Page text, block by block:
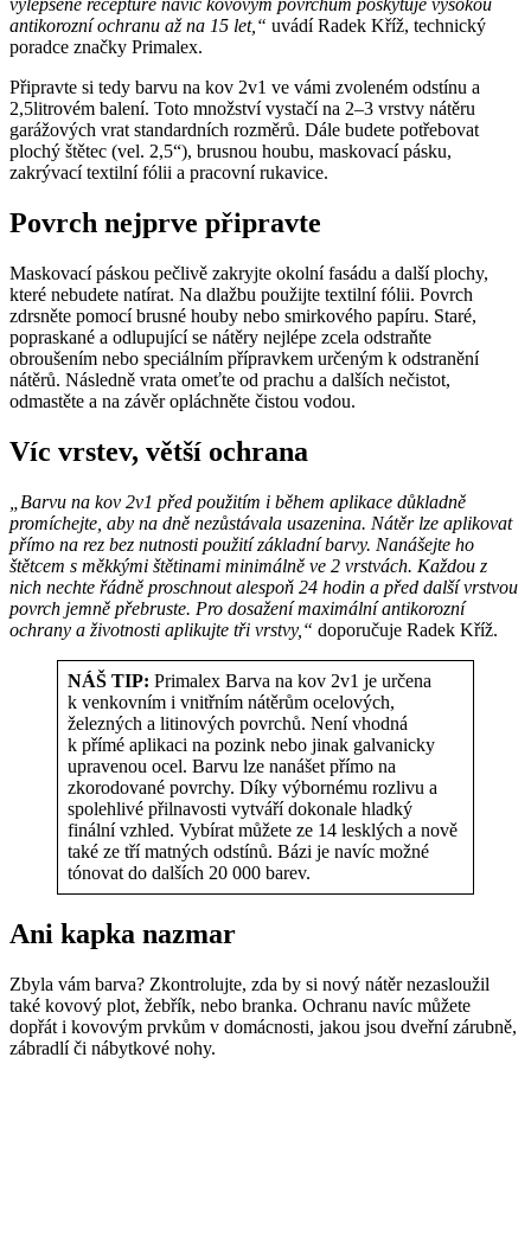
vylepšené receptuře navíc kovovým povrchům poskytuje vysokou
antikorozní ochranu až na 15 let,“ uvádí Radek Kříž, technický
poradce značky Primalex.
Připravte si tedy barvu na kov 2v1 ve vámi zvoleném odstínu a
2,5litrovém balení. Toto množství vystačí na 2–3 vrstvy nátěru
garážových vrat standardních rozměrů. Dále budete potřebovat
plochý štětec (vel. 2,5“), brusnou houbu, maskovací pásku,
zakrývací textilní fólii a pracovní rukavice.
Povrch nejprve připravte
Maskovací páskou pečlivě zakryjte okolní fasádu a další plochy,
které nebudete natírat. Na dlažbu použijte textilní fólii. Povrch
zdrsněte pomocí brusné houby nebo smirkového papíru. Staré,
popraskané a odlupující se nátěry nejlépe zcela odstraňte
obroušením nebo speciálním přípravkem určeným k odstranění
nátěrů. Následně vrata omeťte od prachu a dalších nečistot,
odmastěte a na závěr opláchněte čistou vodou.
Víc vrstev, větší ochrana
„Barvu na kov 2v1 před použitím i během aplikace důkladně
promíchejte, aby na dně nezůstávala usazenina. Nátěr lze aplikovat
přímo na rez bez nutnosti použití základní barvy. Nanášejte ho
štětcem s měkkými štětinami minimálně ve 2 vrstvách. Každou z
nich nechte řádně proschnout alespoň 24 hodin a před další vrstvou
povrch jemně přebruste. Pro dosažení maximální antikorozní
ochrany a životnosti aplikujte tři vrstvy,“ doporučuje Radek Kříž.
NÁŠ TIP: Primalex Barva na kov 2v1 je určena
k venkovním i vnitřním nátěrům ocelových,
železných a litinových povrchů. Není vhodná
k přímé aplikaci na pozink nebo jinak galvanicky
upravenou ocel. Barvu lze nanášet přímo na
zkorodované povrchy. Díky výbornému rozlivu a
spolehlivé přilnavosti vytváří dokonale hladký
finální vzhled. Vybírat můžete ze 14 lesklých a nově
také ze tří matných odstínů. Bázi je navíc možné
tónovat do dalších 20 000 barev.
Ani kapka nazmar
Zbyla vám barva? Zkontrolujte, zda by si nový nátěr nezasloužil
také kovový plot, žebřík, nebo branka. Ochranu navíc můžete
dopřát i kovovým prvkům v domácnosti, jakou jsou dveřní zárubně,
zábradlí či nábytkové nohy.